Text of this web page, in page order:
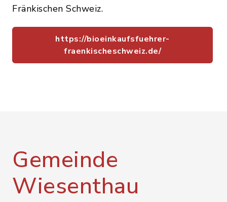
Fränkischen Schweiz.
https://bioeinkaufsfuehrer-
fraenkischeschweiz.de/
Gemeinde
Wiesenthau